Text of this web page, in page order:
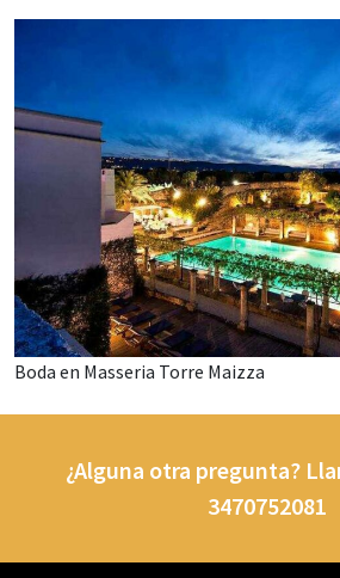
Boda en Masseria Torre Maizza
¿Alguna otra pregunta?
3470752081